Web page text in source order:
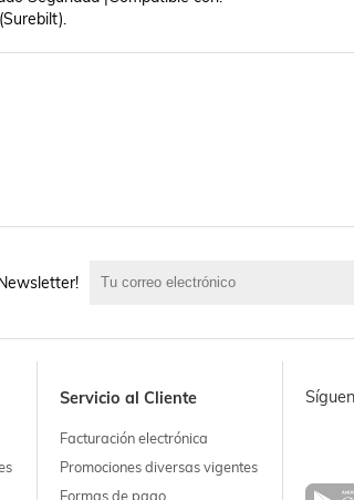
Servicio al Cliente
Facturación electrónica
Promociones diversas vigentes
Formas de pago